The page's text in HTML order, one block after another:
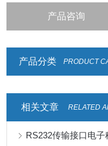
产品咨询
产品分类 PRODUCT
相关文章 RELATED
RS232传输接口电